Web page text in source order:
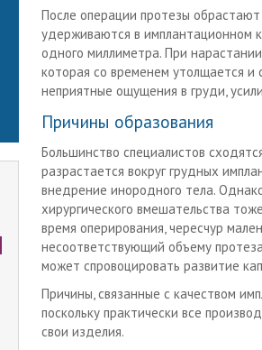
После операции протезы
удерживаются в имплантационном
одного миллиметра. При
которая со временем утолщается и
неприятные ощущения в груди,
Причины образования
Большинство специалистов
разрастается вокруг грудных
внедрение инородного тела.
хирургического вмешательства
время оперирования, чересчур
несоответствующий объему
может спровоцировать развитие
Причины, связанные с качеством
поскольку практически все
свои изделия.